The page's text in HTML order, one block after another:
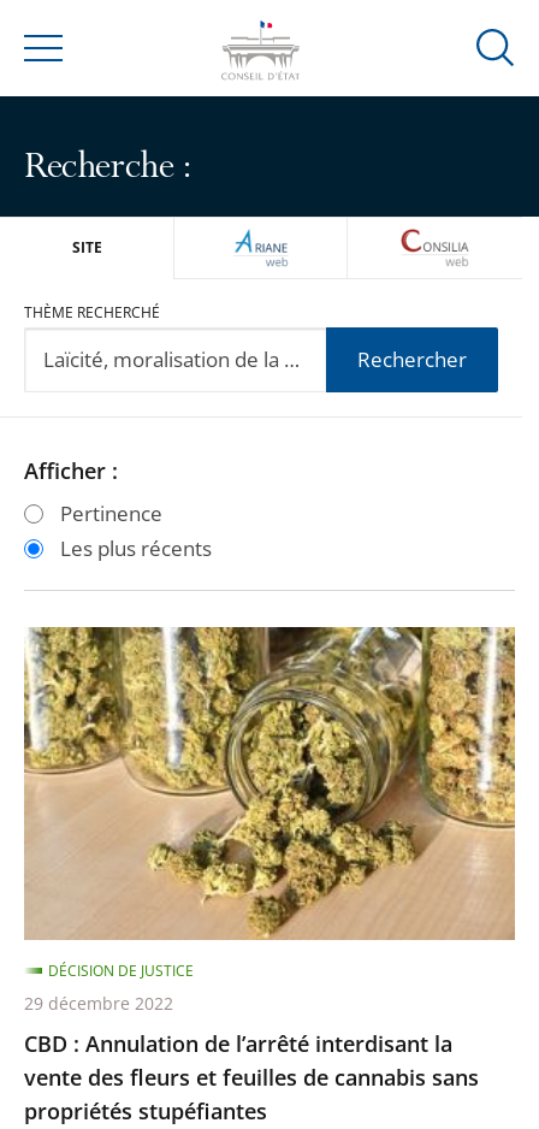
Menu
Ouvrir
Recherche :
SITE ARIANEWEB
THÈME RECHERCHÉ
Rechercher
Passer
les
filtres
après
Passer
les
filtres
avant
Afficher :
Pertinence
Les plus récents
CBD
:
Annulation
de
l’arrêté
fleurs
et
feuilles
de
cannabis
sans
CBD : Annulation de l’arrêté interdisant la
vente des fleurs et feuilles de cannabis sans
propriétés stupéfiantes
DÉCISION DE JUSTICE
29 décembre 2022